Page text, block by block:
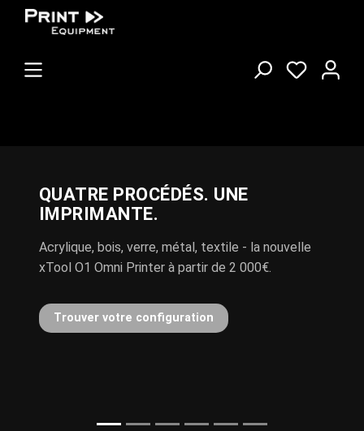
QUATRE PROCÉDÉS. UNE
IMPRIMANTE.
Acrylique, bois, verre, métal, textile - la nouvelle
xTool O1 Omni Printer à partir de 2 000€.
Trouver votre configuration
POLI-FLEX TURBO DÉSORMAIS
DANS TOUS LES COLORIS
Noveau: Nylon, Blockout, Flock et Reflex